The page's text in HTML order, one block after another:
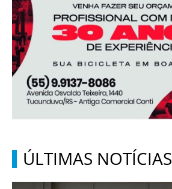
ÚLTIMAS NOTÍCIAS